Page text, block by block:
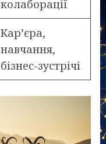
колаборації
Кар’єра,
навчання,
бізнес-зустрічі